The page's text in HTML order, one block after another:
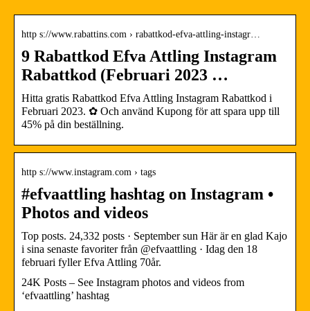
http s://www.rabattins.com › rabattkod-efva-attling-instagr…
9 Rabattkod Efva Attling Instagram
Rabattkod (Februari 2023 …
Hitta gratis Rabattkod Efva Attling Instagram Rabattkod i
Februari 2023. ✿ Och använd Kupong för att spara upp till
45% på din beställning.
http s://www.instagram.com › tags
#efvaattling hashtag on Instagram •
Photos and videos
Top posts. 24,332 posts · September sun Här är en glad Kajo
i sina senaste favoriter från @efvaattling · Idag den 18
februari fyller Efva Attling 70år.
24K Posts – See Instagram photos and videos from
‘efvaattling’ hashtag